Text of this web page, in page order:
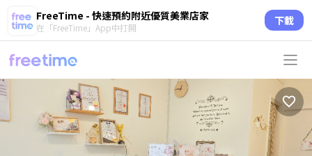
FreeTime - 快速預約附近優質美業店家
在「FreeTime」App中打開 下載